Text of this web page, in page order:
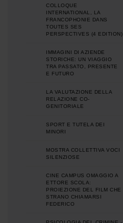
COLLOQUE
INTERNATIONAL, LA
FRANCOPHONIE DANS
TOUTES SES
PERSPECTIVES (4 EDITION)
IMMAGINI DI AZIENDE
STORICHE: UN VIAGGIO
TRA PASSATO, PRESENTE
E FUTURO
LA VALUTAZIONE DELLA
RELAZIONE CO-
GENITORIALE
SPORT E TUTELA DEI
MINORI
MOSTRA COLLETTIVA VOCI
SILENZIOSE
CINE CAMPUS OMAGGIO A
ETTORE SCOLA:
PROIEZIONE DEL FILM CHE
STRANO CHIAMARSI
FEDERICO